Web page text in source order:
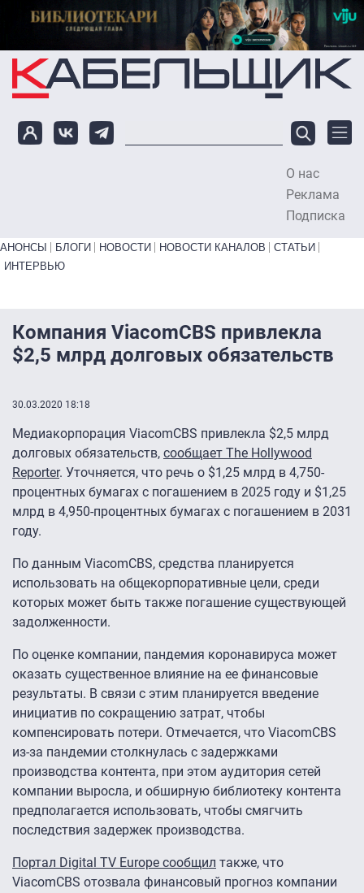
Перейти к основному содержанию
О нас
Реклама
Подписка
Primary links bottom
АНОНСЫ БЛОГИ НОВОСТИ НОВОСТИ КАНАЛОВ
СТАТЬИ
ИНТЕРВЬЮ
Компания ViacomCBS привлекла
$2,5 млрд долговых обязательств
30.03.2020 18:18
Медиакорпорация ViacomCBS привлекла $2,5 млрд
долговых обязательств, сообщает The Hollywood
Reporter. Уточняется, что речь о $1,25 млрд в 4,750-
процентных бумагах с погашением в 2025 году и $1,25
млрд в 4,950-процентных бумагах с погашением в 2031
году.
По данным ViacomCBS, средства планируется
использовать на общекорпоративные цели, среди
которых может быть также погашение существующей
задолженности.
По оценке компании, пандемия коронавируса может
оказать существенное влияние на ее финансовые
результаты. В связи с этим планируется введение
инициатив по сокращению затрат, чтобы
компенсировать потери. Отмечается, что ViacomCBS
из-за пандемии столкнулась с задержками
производства контента, при этом аудитория сетей
компании выросла, и обширную библиотеку контента
предполагается использовать, чтобы смягчить
последствия задержек производства.
Портал Digital TV Europe сообщил также, что
ViacomCBS отозвала финансовый прогноз компании